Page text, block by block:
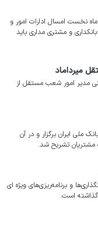
نخست امسال ادارات امور و
و مشتری مداری باید
میرداماد
مدیر امور شعب مستقل از
ایران برگزار و در آن
مشتریان تشریح شد.
و برنامه‌ریزی‌های ویژه ای
گذاشته است.